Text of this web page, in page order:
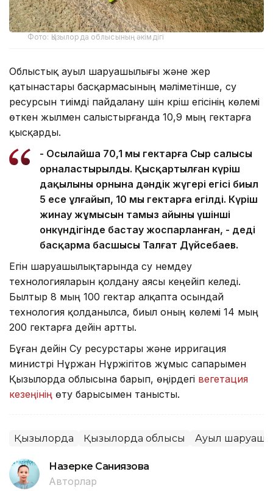
Фото: Қызылорда облысының әкімдігі
Облыстық ауыл шаруашылығы және жер
қатынастары басқармасының мәліметінше, су
ресурсын тиімді пайдалану үшін күріш егісінің көлемі
өткен жылмен салыстырғанда 10,9 мың гектарға
қысқарды.
- Осылайша 70,1 мың гектарға Сыр салысы
орналастырылды. Қысқартылған күріш
дақылының орнына дәндік жүгері егісі биыл
5 есе ұлғайып, 10 мың гектарға егілді. Күріш
жинау жұмысын тамыз айының үшінші
онкүндігінде бастау жоспарланған, - деді
басқарма басшысы Талғат Дүйсебаев.
Егін шаруашылықтарында су үнемдеу
технологияларын қолдану аясы кеңейіп келеді.
Былтыр 8 мың 100 гектар алқапта осындай
технология қолданылса, биыл оның көлемі 14 мың
200 гектарға дейін артты.
Бұған дейін Су ресурстары және ирригация
министрі Нұржан Нұржігітов жұмыс сапарымен
Қызылорда облысына барып, өңірдегі вегетация
кезеңінің өту барысымен танысты.
Қызылорда Қызылорда облысы Ауыл
Назерке Саниязова
Авторлар